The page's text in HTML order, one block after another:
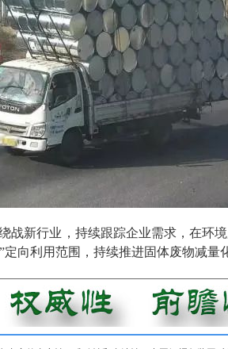
战新行业，持续跟踪企业需求，在环
向利用范围，持续推进固体废物减量